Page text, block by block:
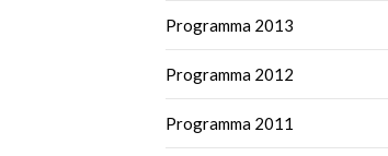
Programma 2013
Programma 2012
Programma 2011